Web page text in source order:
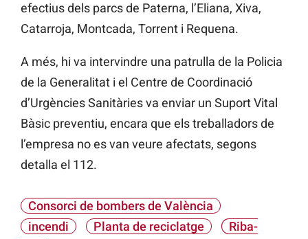
efectius dels parcs de Paterna, l’Eliana, Xiva,
Catarroja, Montcada, Torrent i Requena.
A més, hi va intervindre una patrulla de la Policia
de la Generalitat i el Centre de Coordinació
d’Urgències Sanitàries va enviar un Suport Vital
Bàsic preventiu, encara que els treballadors de
l’empresa no es van veure afectats, segons
detalla el 112.
Consorci de bombers de València
incendi
Planta de reciclatge
Riba-